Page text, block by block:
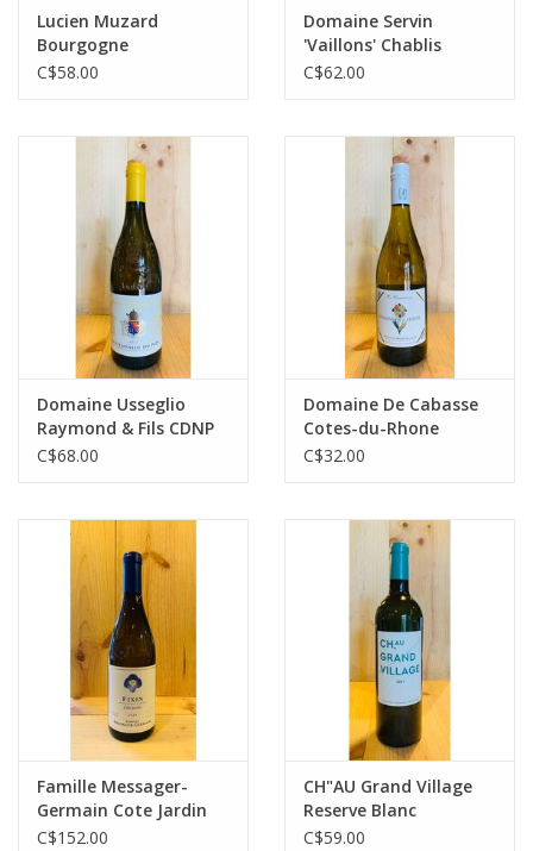
Lucien Muzard
Bourgogne
Chardonnay
C$58.00
Domaine Servin
'Vaillons' Chablis
Premier Cru
C$62.00
Domaine Usseglio
Raymond & Fils CDNP
Blanc
C$68.00
Domaine De Cabasse
Cotes-du-Rhone
Villages Blanc
C$32.00
Famille Messager-
Germain Cote Jardin
Fixin Blanc
C$152.00
CH"AU Grand Village
Reserve Blanc
C$59.00